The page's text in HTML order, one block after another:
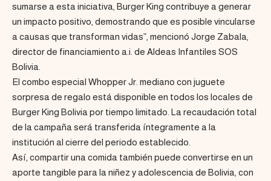
sumarse a esta iniciativa, Burger King contribuye a generar
un impacto positivo, demostrando que es posible vincularse
a causas que transforman vidas”, mencionó Jorge Zabala,
director de financiamiento a.i. de Aldeas Infantiles SOS
Bolivia.
El combo especial Whopper Jr. mediano con juguete
sorpresa de regalo está disponible en todos los locales de
Burger King Bolivia por tiempo limitado. La recaudación total
de la campaña será transferida íntegramente a la
institución al cierre del periodo establecido.
Así, compartir una comida también puede convertirse en un
aporte tangible para la niñez y adolescencia de Bolivia, con